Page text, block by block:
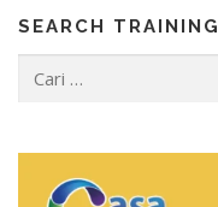
SEARCH TRAINING
untuk: